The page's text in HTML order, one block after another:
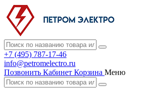
+7 (495) 787-17-46
info@petromelectro.ru
Позвонить Кабинет Корзина Меню